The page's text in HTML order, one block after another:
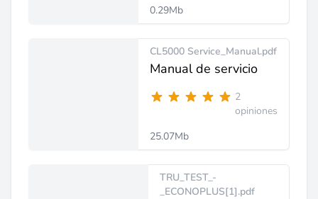
0.29Mb
CL5000 Service_Manual.pdf
Manual de servicio
2
opiniones
25.07Mb
TRU_TEST_-
_ECONOPLUS[1].pdf